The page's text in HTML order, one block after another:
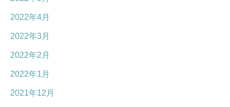
2022年4月
2022年3月
2022年2月
2022年1月
2021年12月